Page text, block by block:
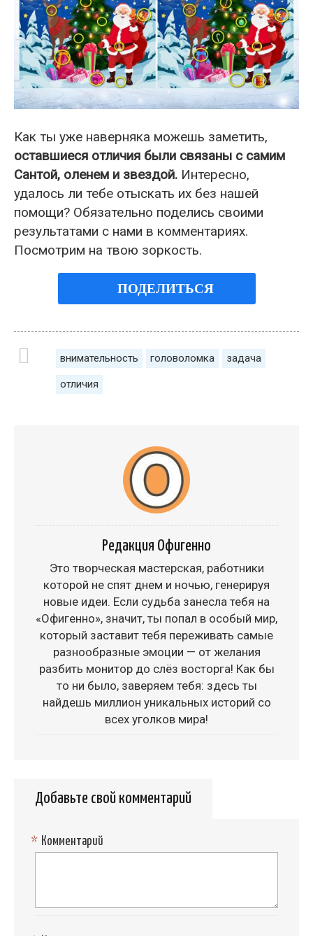
Как ты уже наверняка можешь заметить,
оставшиеся отличия были связаны с самим
Сантой, оленем и звездой. Интересно,
удалось ли тебе отыскать их без нашей
помощи? Обязательно поделись своими
результатами с нами в комментариях.
Посмотрим на твою зоркость.
ПОДЕЛИТЬСЯ
внимательность головоломка задача
отличия
Редакция Офигенно
Это творческая мастерская, работники
которой не спят днем и ночью, генерируя
новые идеи. Если судьба занесла тебя на
«Офигенно», значит, ты попал в особый мир,
который заставит тебя переживать самые
разнообразные эмоции — от желания
разбить монитор до слёз восторга! Как бы
то ни было, заверяем тебя: здесь ты
найдешь миллион уникальных историй со
всех уголков мира!
Добавьте свой комментарий
Комментарий
*